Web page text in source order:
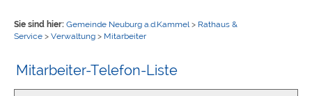
Sie sind hier: Gemeinde Neuburg a.d.Kammel > Rathaus &
Service> Verwaltung> Mitarbeiter
Mitarbeiter-Telefon-Liste